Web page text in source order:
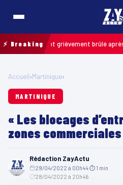
⚡ Breaking
un enfant grièvement brûlé après
Accueil›Martinique›
MARTINIQUE
« Les blocages
zones
Rédaction ZayActu
29/04/2022 à 00h44⏱ 1 min
28/04/2022 à 20h46